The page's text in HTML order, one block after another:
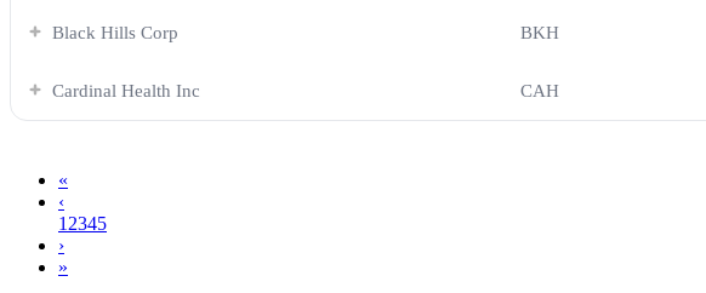
Black Hills Corp BKH
Cardinal Health Inc CAH
«
‹
1 2345
›
»